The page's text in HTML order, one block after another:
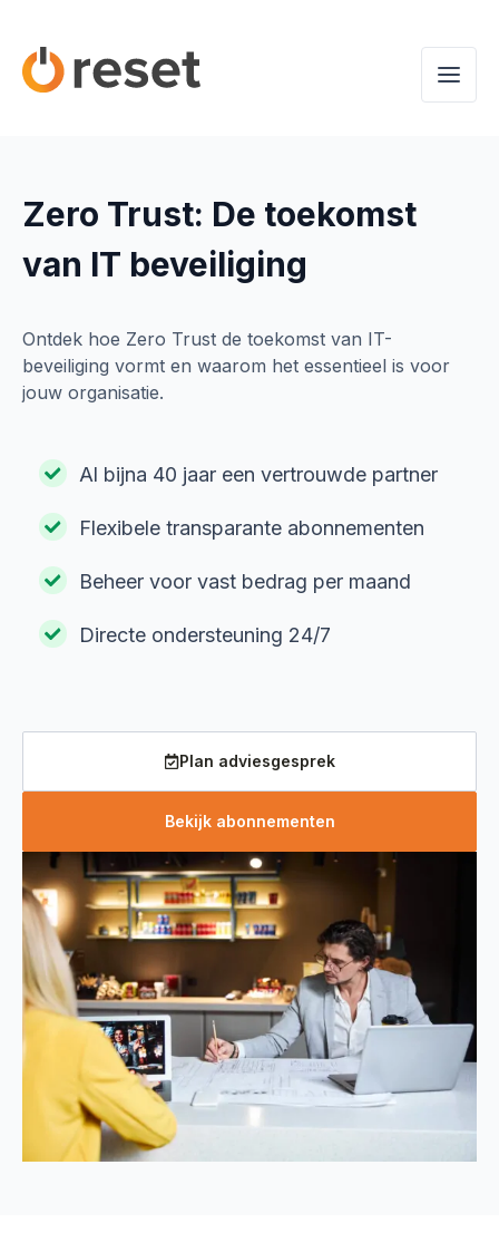
Zero Trust: De toekomst
van IT beveiliging
Ontdek hoe Zero Trust de toekomst van IT-
beveiliging vormt en waarom het essentieel is voor
jouw organisatie.
Al bijna 40 jaar een vertrouwde partner
Flexibele transparante abonnementen
Beheer voor vast bedrag per maand
Directe ondersteuning 24/7
Plan adviesgesprek
Bekijk abonnementen